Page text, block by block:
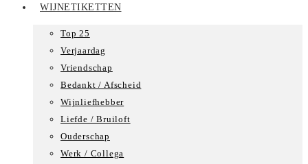
WIJNETIKETTEN
Top 25
Verjaardag
Vriendschap
Bedankt / Afscheid
Wijnliefhebber
Liefde / Bruiloft
Ouderschap
Werk / Collega